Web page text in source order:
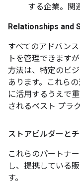
する企業。関
Relationships and
すべてのアドバン
トを管理できます
方法は、特定のビ
あります。これら
に活用するうえで
されるベスト プラ
ストアビルダーと
これらのパートナ
し、提携している
す。